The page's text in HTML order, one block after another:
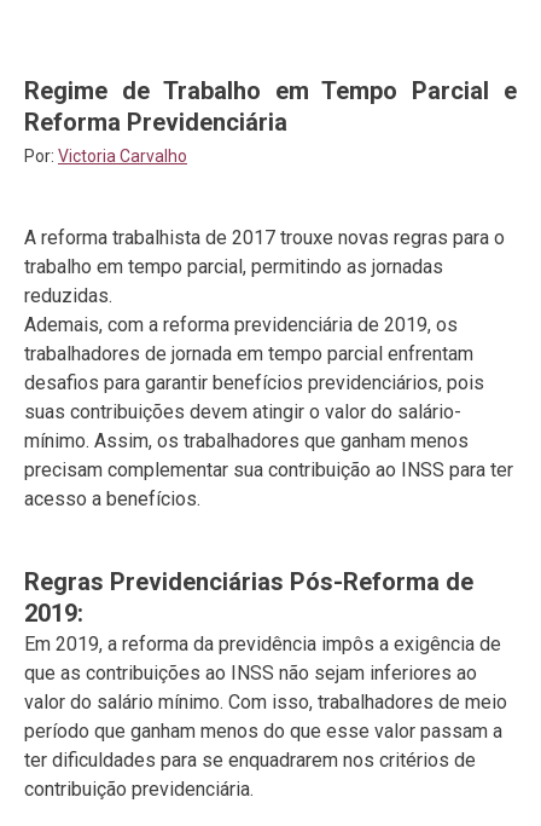
Regime de Trabalho em Tempo Parcial e
Reforma Previdenciária
Por: Victoria Carvalho
A reforma trabalhista de 2017 trouxe novas regras para o
trabalho em tempo parcial, permitindo as jornadas
reduzidas.
Ademais, com a reforma previdenciária de 2019, os
trabalhadores de jornada em tempo parcial enfrentam
desafios para garantir benefícios previdenciários, pois
suas contribuições devem atingir o valor do salário-
mínimo. Assim, os trabalhadores que ganham menos
precisam complementar sua contribuição ao INSS para ter
acesso a benefícios.
Regras Previdenciárias Pós-Reforma de
2019:
Em 2019, a reforma da previdência impôs a exigência de
que as contribuições ao INSS não sejam inferiores ao
valor do salário mínimo. Com isso, trabalhadores de meio
período que ganham menos do que esse valor passam a
ter dificuldades para se enquadrarem nos critérios de
contribuição previdenciária.